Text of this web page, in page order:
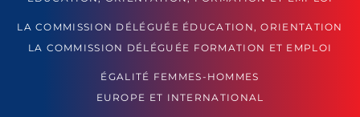
LA COMMISSION DÉLÉGUÉE ÉDUCATION, ORIENTATION
LA COMMISSION DÉLÉGUÉE FORMATION ET EMPLOI
ÉGALITÉ FEMMES-HOMMES
EUROPE ET INTERNATIONAL